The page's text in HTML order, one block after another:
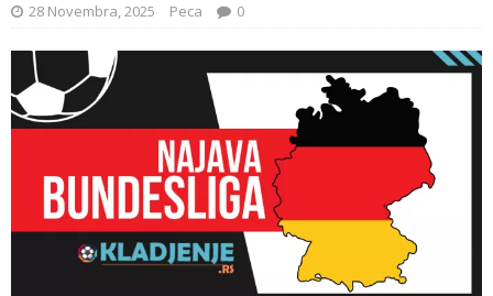
28 Novembra, 2025 Peca 0